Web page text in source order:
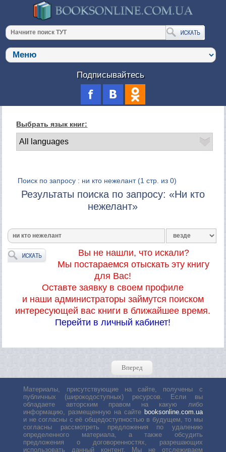
Подписывайтесь
Выбрать язык книг:
Поиск по запросу : ни кто нежелант (1 стр. из 0)
Результаты поиска по запросу: «Ни кто
нежелант»
Вы не нашли, что искали?
Мы постараемся отыскать эту книгу
для Вас!
Оставте заявку в своем профиле
и наши администраторы займутся поиском
интересующей вас книги в ближайшее время.
Перейти в личный кабинет!
Вперед
Материалы, присутствующие на сайте, получены с
публичных (широкодоступных) ресурсов. Если вы
обладаете авторским правом на какую либо
информацию, размещенную на сайте booksonline.com.ua
и не согласны с её общедоступностью в будущем, то мы
согласны рассмотреть предложения по удалению
определенного материала, а также обсудить
предложения о договоренностях, разрешающих
использовать данный контент. Мы не отслеживаем